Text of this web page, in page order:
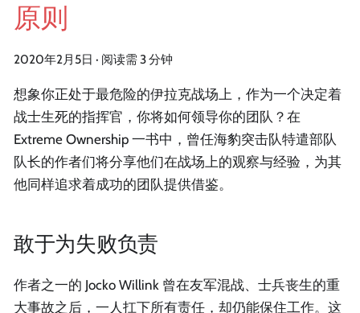
原则
2020年2月5日 · 阅读需 3 分钟
想象你正处于最危险的伊拉克战场上，作为一个决定着
战士生死的指挥官，你将如何领导你的团队？在
Extreme Ownership 一书中，曾任海豹突击队特遣部队
队长的作者们将分享他们在战场上的观察与经验，为其
他同样追求着成功的团队提供借鉴。
敢于为失败负责
作者之一的 Jocko Willink 曾在友军混战、士兵丧生的重
大事故之后，一人扛下所有责任，却仍能保住工作。这